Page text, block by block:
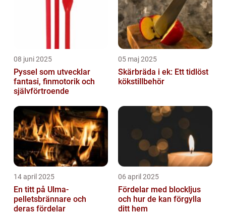
08 juni 2025
Pyssel som utvecklar
fantasi, finmotorik och
självförtroende
05 maj 2025
Skärbräda i ek: Ett tidlöst
kökstillbehör
14 april 2025
En titt på Ulma-
pelletsbrännare och
deras fördelar
06 april 2025
Fördelar med blockljus
och hur de kan förgylla
ditt hem